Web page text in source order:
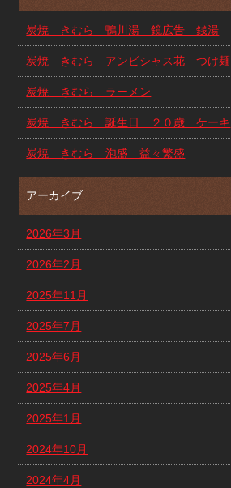
炭焼 きむら 鴨川湯 鏡広告 銭湯
炭焼 きむら アンビシャス花 つけ麺
炭焼 きむら ラーメン
炭焼 きむら 誕生日 ２０歳 ケーキ
炭焼 きむら 泡盛 益々繁盛
アーカイブ
2026年3月
2026年2月
2025年11月
2025年7月
2025年6月
2025年4月
2025年1月
2024年10月
2024年4月